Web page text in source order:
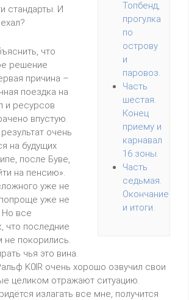
Топбенд,
прогулка
по
острову
и
паровоз.
Часть
шестая.
Конец
приему и
карнавал
16 зоны.
Часть
седьмая.
Окончание
и итоги.
стандарты. И
что
решение
причина –
поездка на
и ресурсов
впустую.
очень
на будущих
после Буве,
на пенсию».
уже не
уже не
Но все
что последние
не покорились.
чья это вина.
K0IR очень хорошо озвучил свои
целиком отражают ситуацию.
излагать все мне, получится